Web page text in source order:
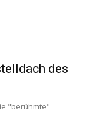
des
"berühmte"